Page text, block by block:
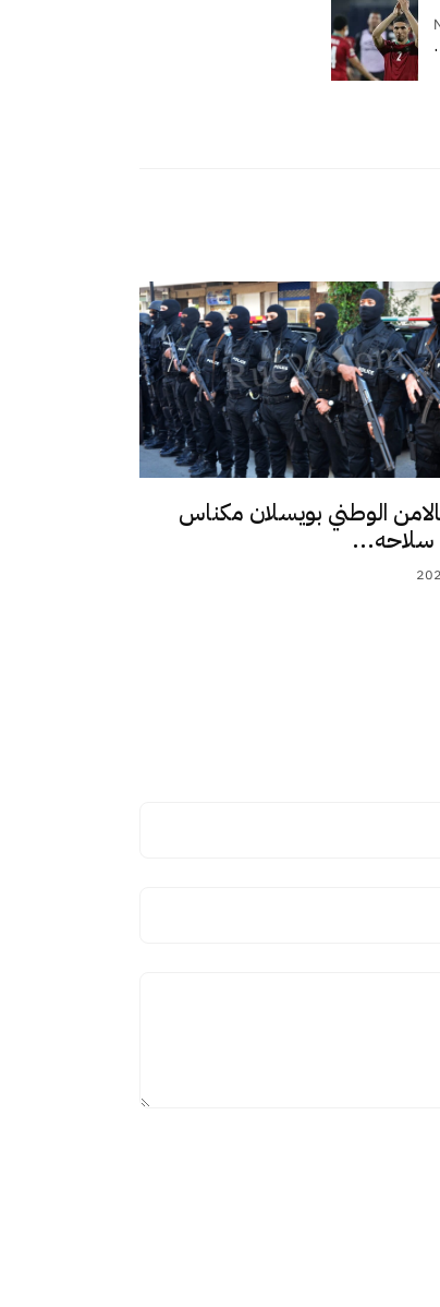
الوطني بويسلان مكناس